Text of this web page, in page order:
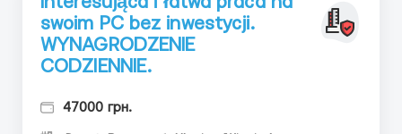
swoim PC bez inwestycji.
WYNAGRODZENIE
CODZIENNIE.
47000 грн.